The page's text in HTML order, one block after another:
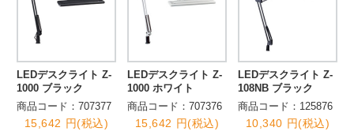
LEDデスクライト Z-
1000 ブラック
商品コード：707377
15,642 円(税込)
LEDデスクライト Z-
1000 ホワイト
商品コード：707376
15,642 円(税込)
LEDデスクライト Z-
108NB ブラック
商品コード：125876
10,340 円(税込)